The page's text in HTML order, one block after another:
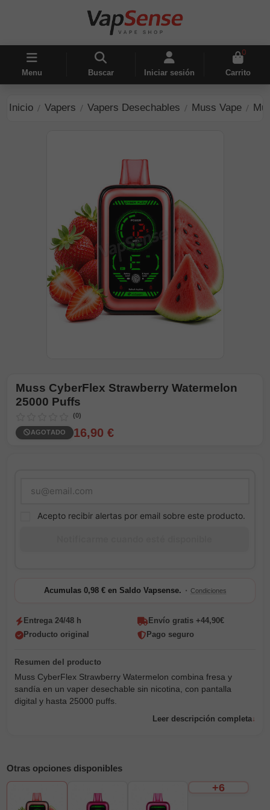
Menu Buscar Iniciar sesión
0
Carrito
Inicio Vapers Vapers Desechables Muss Vape
Muss CyberFlex Strawberry Watermelon
25000 Puffs
(0)
AGOTADO 16,90 €
Acepto recibir alertas por email sobre este producto.
Acumulas 0,98 € en Saldo Vapsense. · Condiciones
Entrega 24/48 h
Envío gratis +44,90€
Producto original
Pago seguro
Muss CyberFlex Strawberry Watermelon combina fresa y
sandía en un vaper desechable sin nicotina, con pantalla
digital y hasta 25000 puffs.
Leer descripción completa
Otras opciones disponibles
+6